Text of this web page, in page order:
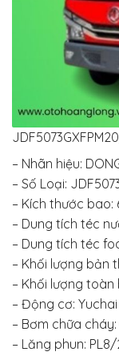
– Nhãn hiệu:
– Số Loại:
– Kích thước bao:
– Dung tích téc
– Dung tích téc
– Khối lượng bản
– Khối lượng toàn
– Động cơ: Yuchai
– Bơm chữa
– Lăng phun: PL8/